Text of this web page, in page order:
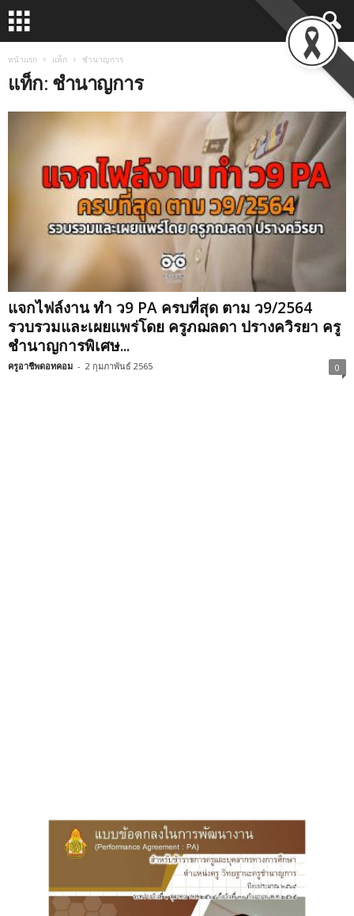
หน้าแรก แท็ก ชำนาญการ
แท็ก: ชำนาญการ
แจกไฟล์งาน ทำ ว9 PA ครบที่สุด ตาม ว9/2564
รวบรวมและเผยแพร่โดย ครูภฌลดา ปรางควิรยา ครู
ชำนาญการพิเศษ...
ครูอาชีพดอทคอม - 2 กุมภาพันธ์ 2565 0